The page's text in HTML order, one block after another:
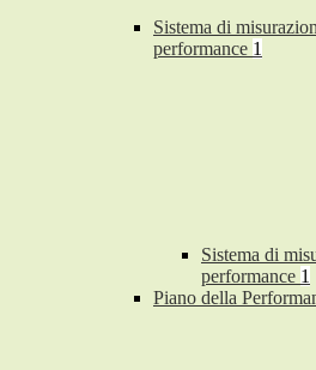
Sistema di
performance 1
Sistema di
performance 1
Piano della